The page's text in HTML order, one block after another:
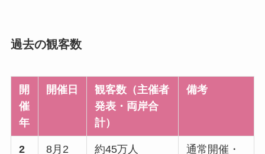
過去の観客数
開
催
年
開催日
観客数（主催者
発表・両岸合
計）
備考
2
8月2
約45万人
通常開催・